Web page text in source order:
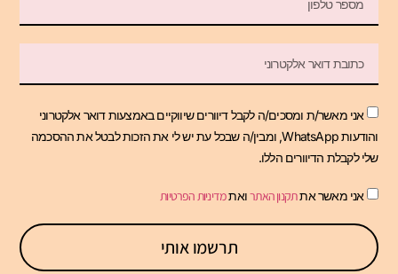
אני מאשר/ת ומסכים/ה לקבל דיוורים שיווקיים באמצעות דואר אלקטרוני
והודעות WhatsApp, ומבין/ה שבכל עת יש לי את הזכות לבטל את ההסכמה
שלי לקבלת הדיוורים הללו.
אני מאשר אתתקנון האתרואתמדיניות הפרטיות
תרשמו אותי